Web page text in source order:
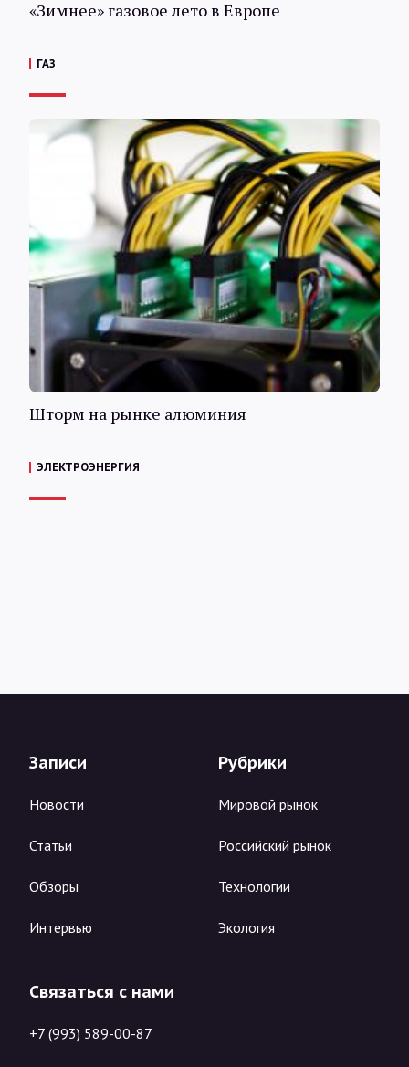
«Зимнее» газовое лето в Европе
ГАЗ
Шторм на рынке алюминия
ЭЛЕКТРОЭНЕРГИЯ
Записи
Новости
Статьи
Обзоры
Интервью
Рубрики
Мировой рынок
Российский рынок
Технологии
Экология
Связаться с нами
+7 (993) 589-00-87